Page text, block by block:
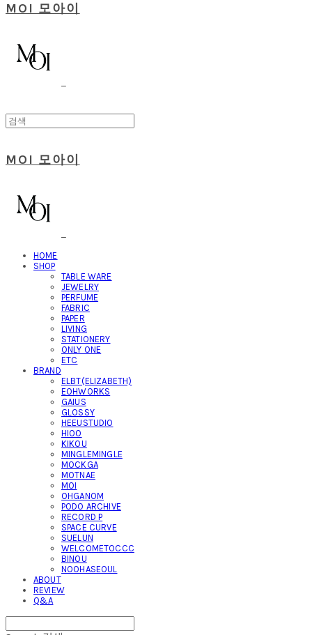
MOI 모아이
MOI 모아이
HOME
SHOP
TABLE WARE
JEWELRY
PERFUME
FABRIC
PAPER
LIVING
STATIONERY
ONLY ONE
ETC
BRAND
ELBT(ELIZABETH)
EOHWORKS
GAIUS
GLOSSY
HEEUSTUDIO
HIOO
KIKOU
MINGLEMINGLE
MOCKGA
MOTNAE
MOI
OHGANOM
PODO ARCHIVE
RECORD P
SPACE CURVE
SUELUN
WELCOMETOCCC
BINOU
NOOHASEOUL
ABOUT
REVIEW
Q&A